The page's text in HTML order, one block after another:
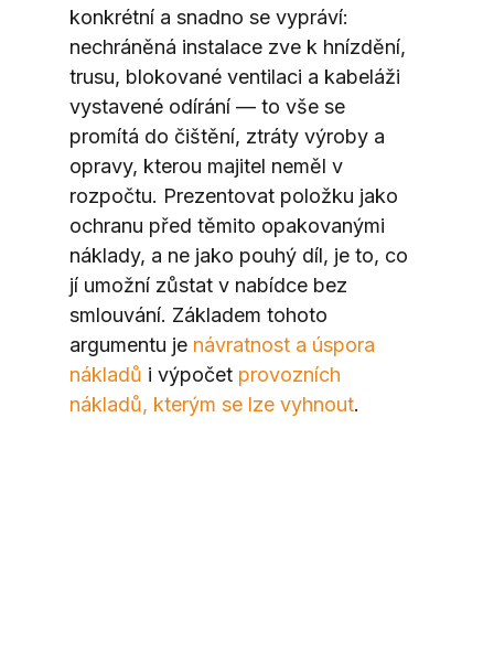
konkrétní a snadno se vypráví:
nechráněná instalace zve k hnízdění,
trusu, blokované ventilaci a kabeláži
vystavené odírání — to vše se
promítá do čištění, ztráty výroby a
opravy, kterou majitel neměl v
rozpočtu. Prezentovat položku jako
ochranu před těmito opakovanými
náklady, a ne jako pouhý díl, je to, co
jí umožní zůstat v nabídce bez
smlouvání. Základem tohoto
argumentu je návratnost a úspora
nákladů i výpočet provozních
nákladů, kterým se lze vyhnout.